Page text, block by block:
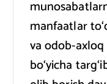
manfaatlar
va odob-
bo‘yicha